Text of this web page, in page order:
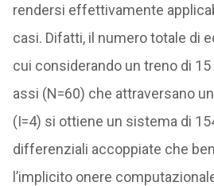
rendersi effettivamente
casi. Difatti, il numero totale di
cui considerando un treno di 15
assi (N=60) che attraversano
(I=4) si ottiene un sistema di
differenziali accoppiate che
l’implicito onere